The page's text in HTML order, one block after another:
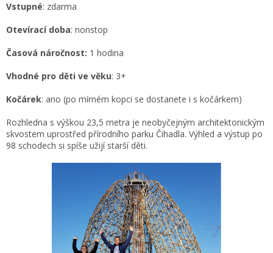
Vstupné: zdarma
Otevírací doba: nonstop
Časová náročnost: 1 hodina
Vhodné pro děti ve věku: 3+
Kočárek: ano (po mírném kopci se dostanete i s kočárkem)
Rozhledna s výškou 23,5 metra je neobyčejným architektonickým
skvostem uprostřed přírodního parku Čihadla. Výhled a výstup po
98 schodech si spíše užijí starší děti.